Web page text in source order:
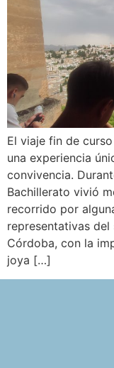
El viaje fin de
una experiencia
convivencia.
Bachillerato vivió
recorrido por
representativas del
Córdoba, con la
joya […]